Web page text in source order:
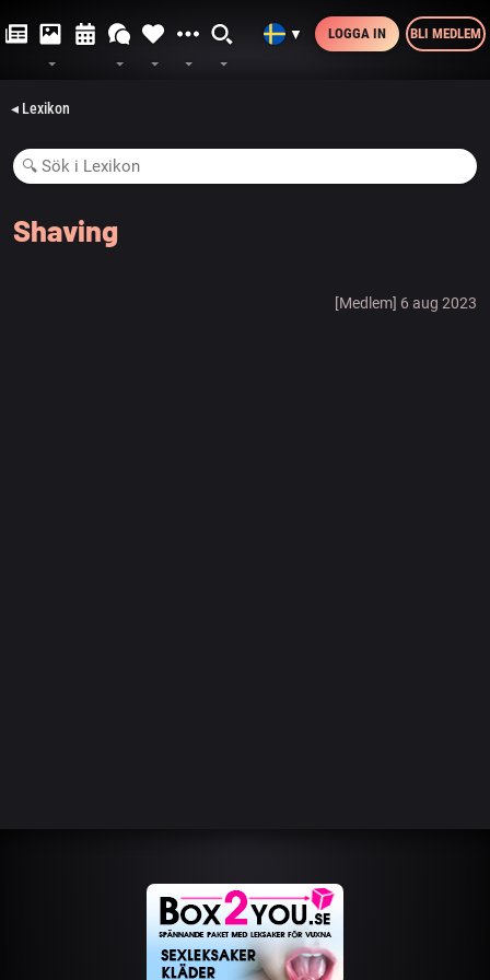
▼ LOGGA IN BLI MEDLEM
◂ Lexikon
Shaving
[Medlem] 6 aug 2023